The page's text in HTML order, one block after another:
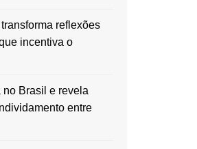
reflexões
incentiva o
no Brasil e revela
entre